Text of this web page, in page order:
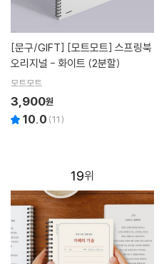
[문구/GIFT]
오리지널 - 화이트 (2분할)
모트모트
3,900원
10.0 (11)
19